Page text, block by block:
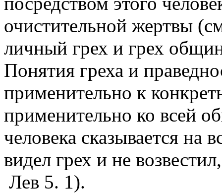
очистительной жертвы
личный грех и грех
Понятия греха и
применительно к
применительно ко всей
человека сказывается на
видел грех и не
Лев 5. 1).